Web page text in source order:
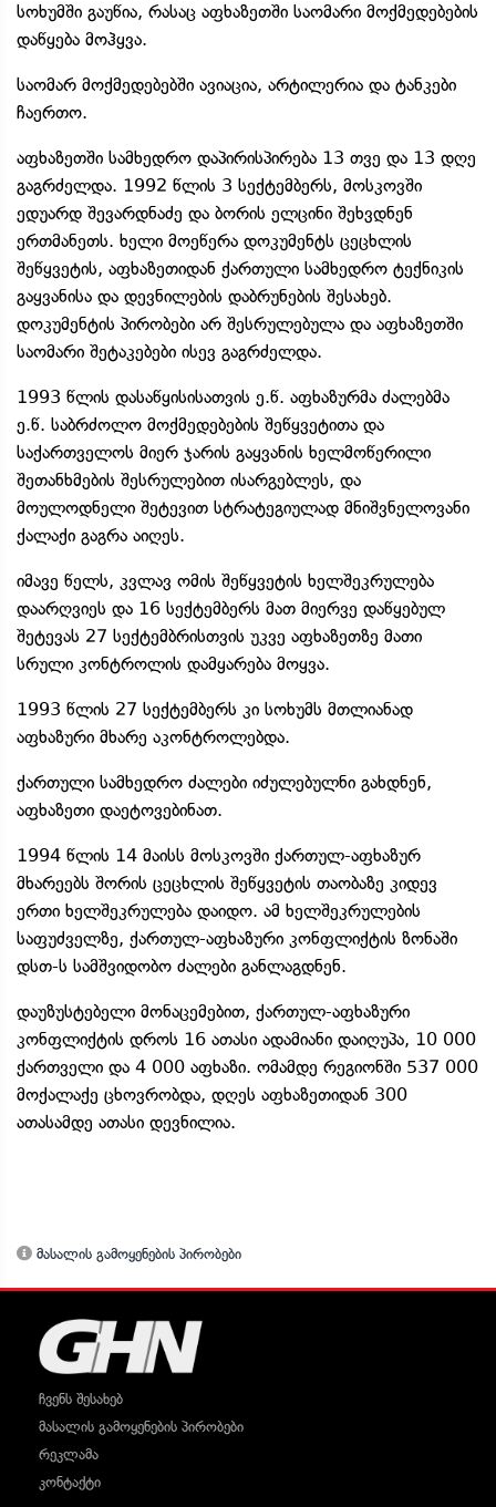
სოხუმში გაუწია, რასაც აფხაზეთში საომარი მოქმედებების
დაწყება მოჰყვა.
საომარ მოქმედებებში ავიაცია, არტილერია და ტანკები
ჩაერთო.
აფხაზეთში სამხედრო დაპირისპირება 13 თვე და 13 დღე
გაგრძელდა. 1992 წლის 3 სექტემბერს, მოსკოვში
ედუარდ შევარდნაძე და ბორის ელცინი შეხვდნენ
ერთმანეთს. ხელი მოეწერა დოკუმენტს ცეცხლის
შეწყვეტის, აფხაზეთიდან ქართული სამხედრო ტექნიკის
გაყვანისა და დევნილების დაბრუნების შესახებ.
დოკუმენტის პირობები არ შესრულებულა და აფხაზეთში
საომარი შეტაკებები ისევ გაგრძელდა.
1993 წლის დასაწყისისათვის ე.წ. აფხაზურმა ძალებმა
ე.წ. საბრძოლო მოქმედებების შეწყვეტითა და
საქართველოს მიერ ჯარის გაყვანის ხელმოწერილი
შეთანხმების შესრულებით ისარგებლეს, და
მოულოდნელი შეტევით სტრატეგიულად მნიშვნელოვანი
ქალაქი გაგრა აიღეს.
იმავე წელს, კვლავ ომის შეწყვეტის ხელშეკრულება
დაარღვიეს და 16 სექტემბერს მათ მიერვე დაწყებულ
შეტევას 27 სექტემბრისთვის უკვე აფხაზეთზე მათი
სრული კონტროლის დამყარება მოყვა.
1993 წლის 27 სექტემბერს კი სოხუმს მთლიანად
აფხაზური მხარე აკონტროლებდა.
ქართული სამხედრო ძალები იძულებულნი გახდნენ,
აფხაზეთი დაეტოვებინათ.
1994 წლის 14 მაისს მოსკოვში ქართულ-აფხაზურ
მხარეებს შორის ცეცხლის შეწყვეტის თაობაზე კიდევ
ერთი ხელშეკრულება დაიდო. ამ ხელშეკრულების
საფუძველზე, ქართულ-აფხაზური კონფლიქტის ზონაში
დსთ-ს სამშვიდობო ძალები განლაგდნენ.
დაუზუსტებელი მონაცემებით, ქართულ-აფხაზური
კონფლიქტის დროს 16 ათასი ადამიანი დაიღუპა, 10 000
ქართველი და 4 000 აფხაზი. ომამდე რეგიონში 537 000
მოქალაქე ცხოვრობდა, დღეს აფხაზეთიდან 300
ათასამდე ათასი დევნილია.
მასალის გამოყენების პირობები
ჩვენს შესახებ
მასალის გამოყენების პირობები
რეკლამა
კონტაქტი